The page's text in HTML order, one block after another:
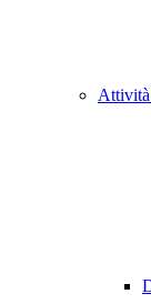
Attività